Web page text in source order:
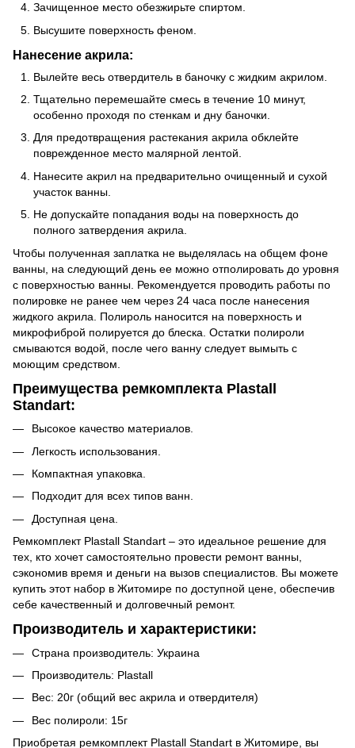
Зачищенное место обезжирьте спиртом.
Высушите поверхность феном.
Нанесение акрила:
Вылейте весь отвердитель в баночку с жидким акрилом.
Тщательно перемешайте смесь в течение 10 минут,
особенно проходя по стенкам и дну баночки.
Для предотвращения растекания акрила обклейте
поврежденное место малярной лентой.
Нанесите акрил на предварительно очищенный и сухой
участок ванны.
Не допускайте попадания воды на поверхность до
полного затвердения акрила.
Чтобы полученная заплатка не выделялась на общем фоне
ванны, на следующий день ее можно отполировать до уровня
с поверхностью ванны. Рекомендуется проводить работы по
полировке не ранее чем через 24 часа после нанесения
жидкого акрила. Полироль наносится на поверхность и
микрофиброй полируется до блеска. Остатки полироли
смываются водой, после чего ванну следует вымыть с
моющим средством.
Преимущества ремкомплекта Plastall
Standart:
Высокое качество материалов.
Легкость использования.
Компактная упаковка.
Подходит для всех типов ванн.
Доступная цена.
Ремкомплект Plastall Standart – это идеальное решение для
тех, кто хочет самостоятельно провести ремонт ванны,
сэкономив время и деньги на вызов специалистов. Вы можете
купить этот набор в Житомире по доступной цене, обеспечив
себе качественный и долговечный ремонт.
Производитель и характеристики:
Страна производитель: Украина
Производитель: Plastall
Вес: 20г (общий вес акрила и отвердителя)
Вес полироли: 15г
Приобретая ремкомплект Plastall Standart в Житомире, вы